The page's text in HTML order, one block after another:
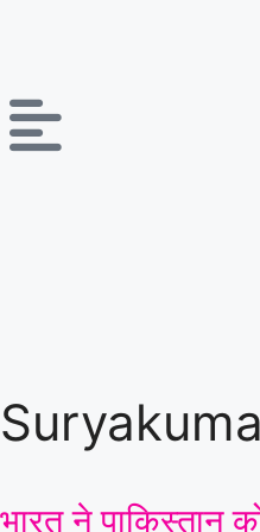
भारत ने पाकिस्तान